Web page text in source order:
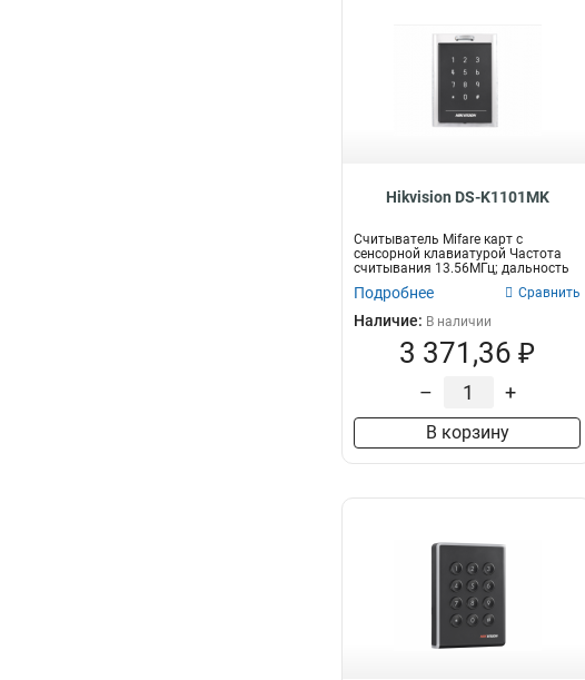
Hikvision DS-K1101MK
Считыватель Mifare карт с
сенсорной клавиатурой Частота
считывания 13.56МГц; дальность
считыван...
Подробнее Сравнить
Наличие: В наличии
3 371,36 ₽
– +
В корзину